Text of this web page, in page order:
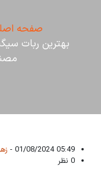
صفحه
بهترین ربات
05:49 01/08/2024 -
0 نظر